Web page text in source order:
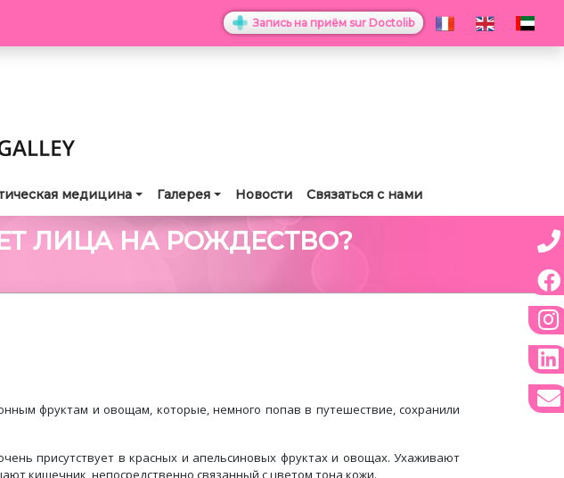
Запись на приём sur Doctolib
медицина Галерея Новости Связаться с нами
ЛИЦА НА РОЖДЕСТВО?
фруктам и овощам, которые, немного попав в путешествие, сохранили
присутствует в красных и апельсиновых фруктах и овощах. Ухаживают
кишечник, непосредственно связанный с цветом тона кожи.